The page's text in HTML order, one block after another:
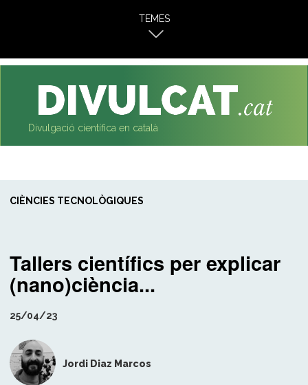
TEMES
Divulgació científica en català
CIÈNCIES TECNOLÒGIQUES
Tallers científics per explicar
(nano)ciència...
25/04/23
Jordi Diaz Marcos